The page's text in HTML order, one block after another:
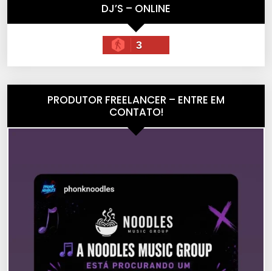
DJ’S – ONLINE
3
PRODUTOR FREELANCER – ENTRE EM
CONTATO!